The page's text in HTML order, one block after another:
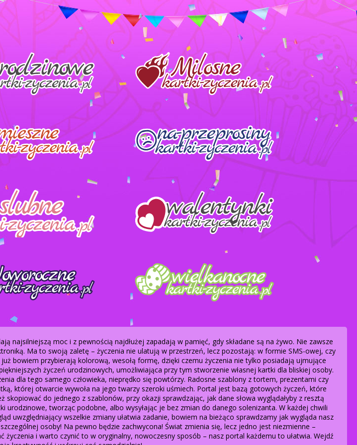
najsilniejszą moc i z pewnością najdłużej zapadają w pamięć, gdy składane są na żywo. Nie zawsze
Ma to swoją zaletę – życzenia nie ulatują w przestrzeń, lecz pozostają: w formie SMS-owej, czy
bowiem przybierają kolorową, wesołą formę, dzięki czemu życzenia nie tylko posiadają ujmujące
życzeń urodzinowych, umożliwiająca przy tym stworzenie własnej kartki dla bliskiej osoby.
dla tego samego człowieka, nieprędko się powtórzy. Radosne szablony z tortem, prezentami czy
której otwarcie wywoła na jego twarzy szeroki uśmiech. Portal jest bazą gotowych życzeń, które
do jednego z szablonów, przy okazji sprawdzając, jak dane słowa wyglądałyby z resztą
tworząc podobne, albo wysyłając je bez zmian do danego solenizanta. W każdej chwili
uwzględniający wszelkie zmiany ułatwia zadanie, bowiem na bieżąco sprawdzamy jak wygląda nasz
osoby! Na pewno będzie zachwycona! Świat zmienia się, lecz jedno jest niezmienne –
i warto czynić to w oryginalny, nowoczesny sposób – nasz portal każdemu to ułatwia. Wejdź